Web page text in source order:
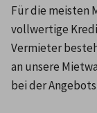
Für die meisten
vollwertige
Vermieter
an unsere
bei der